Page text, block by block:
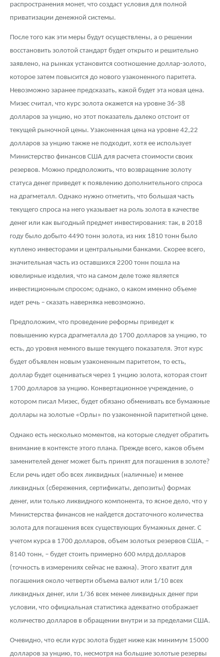
распространения монет, что создаст условия для полной
приватизации денежной системы.
После того как эти меры будут осуществлены, а о решении
восстановить золотой стандарт будет открыто и решительно
заявлено, на рынках установится соотношение доллар-золото,
которое затем повысится до нового узаконенного паритета.
Невозможно заранее предсказать, какой будет эта новая цена.
Мизес считал, что курс золота окажется на уровне 36-38
долларов за унцию, но этот показатель далеко отстоит от
текущей рыночной цены. Узаконенная цена на уровне 42,22
долларов за унцию также не подходит, хотя ее использует
Министерство финансов США для расчета стоимости своих
резервов. Можно предположить, что возвращение золоту
статуса денег приведет к появлению дополнительного спроса
на драгметалл. Однако нужно отметить, что большая часть
текущего спроса на него указывает на роль золота в качестве
денег или как выгодный предмет инвестирования: так, в 2018
году было добыто 4490 тонн золота, из них 1810 тонн было
куплено инвесторами и центральными банками. Скорее всего,
значительная часть из оставшихся 2200 тонн пошла на
ювелирные изделия, что на самом деле тоже является
инвестиционным спросом; однако, о каком именно объеме
идет речь – сказать наверняка невозможно.
Предположим, что проведение реформы приведет к
повышению курса драгметалла до 1700 долларов за унцию, то
есть, до уровня немного выше текущего показателя. Этот курс
будет объявлен новым узаконенным паритетом, то есть,
доллар будет оцениваться через 1 унцию золота, которая стоит
1700 долларов за унцию. Конвертационное учреждение, о
котором писал Мизес, будет обязано обменивать все бумажные
доллары на золотые «Орлы» по узаконенной паритетной цене.
Однако есть несколько моментов, на которые следует обратить
внимание в контексте этого плана. Прежде всего, каков объем
заменителей денег может быть принят для погашения в золоте?
Если речь идет обо всех ликвидных (наличные) и менее
ликвидных (сбережения, сертификаты, депозиты) формах
денег, или только ликвидного компонента, то ясное дело, что у
Министерства финансов не найдется достаточного количества
золота для погашения всех существующих бумажных денег. С
учетом курса в 1700 долларов, объем золотых резервов США, –
8140 тонн, – будет стоить примерно 600 млрд долларов
(точность в измерениях сейчас не важна). Этого хватит для
погашения около четверти объема валют или 1/10 всех
ликвидных денег, или 1/36 всех менее ликвидных денег при
условии, что официальная статистика адекватно отображает
количество долларов в обращении внутри и за пределами США.
Очевидно, что если курс золота будет ниже как минимум 15000
долларов за унцию, то, несмотря на большие золотые резервы